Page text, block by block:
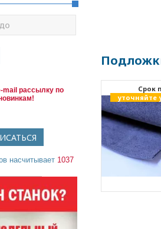
до
mail рассылку по
насчитывает 1037
Cрок
уточняйте